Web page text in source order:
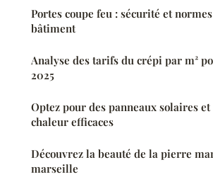
Portes coupe feu : sécurité et
bâtiment
Analyse des tarifs du crépi par m²
2025
Optez pour des panneaux solaires et
chaleur efficaces
Découvrez la beauté de la pierre
marseille